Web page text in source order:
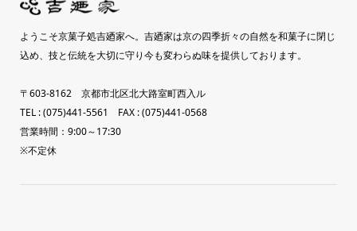
ようこそ京菓子処吉廼家へ。吉廼家は京の四季折々の自然を和菓子に閉じ
込め、技と伝統を大切に守り今も変わらぬ味を提供しております。
〒603-8162 京都市北区北大路室町西入ル
TEL : (075)441-5561 FAX : (075)441-0568
営業時間：9:00～17:30
※不定休